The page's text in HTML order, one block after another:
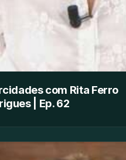
com Rita Ferro
| Ep. 62